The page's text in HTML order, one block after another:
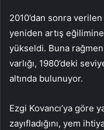
2010’dan sonra
yeniden artış
yükseldi. Buna
varlığı, 1980’deki
altında bulunuyor.
Ezgi Kovancı’ya göre
zayıfladığını, yem